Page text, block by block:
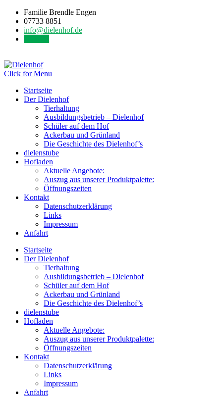
Familie Brendle Engen
07733 8851
info@dielenhof.de
Click for Menu
Startseite
Der Dielenhof
Tierhaltung
Ausbildungsbetrieb – Dielenhof
Schüler auf dem Hof
Ackerbau und Grünland
Die Geschichte des Dielenhof’s
dielenstube
Hofladen
Aktuelle Angebote:
Auszug aus unserer Produktpalette:
Öffnungszeiten
Kontakt
Datenschutzerklärung
Links
Impressum
Anfahrt
Startseite
Der Dielenhof
Tierhaltung
Ausbildungsbetrieb – Dielenhof
Schüler auf dem Hof
Ackerbau und Grünland
Die Geschichte des Dielenhof’s
dielenstube
Hofladen
Aktuelle Angebote:
Auszug aus unserer Produktpalette:
Öffnungszeiten
Kontakt
Datenschutzerklärung
Links
Impressum
Anfahrt